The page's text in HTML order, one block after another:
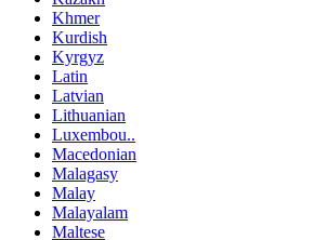
Khmer
Kurdish
Kyrgyz
Latin
Latvian
Lithuanian
Luxembou..
Macedonian
Malagasy
Malay
Malayalam
Maltese